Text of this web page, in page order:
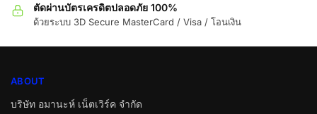
ตัดผ่านบัตรเครดิตปลอดภัย 100%
ด้วยระบบ 3D Secure MasterCard / Visa / โอนเงิน
ABOUT
บริษัท อมานะห์ เน็ตเวิร์ค จำกัด